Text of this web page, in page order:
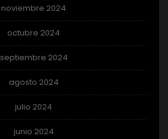
noviembre 2024
octubre 2024
septiembre 2024
agosto 2024
julio 2024
junio 2024